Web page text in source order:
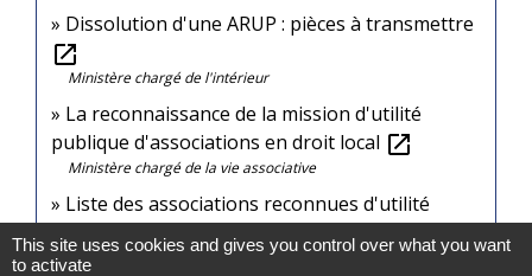
Dissolution d'une ARUP : pièces à transmettre
open_in_new
Ministère chargé de l'intérieur
La reconnaissance de la mission d'utilité
publique d'associations en droit local open_in_new
Ministère chargé de la vie associative
Liste des associations reconnues d'utilité
publique (Arup)
open_in_new
Ministère chargé de l'intérieur
This site uses cookies and gives you control over what you want
to activate